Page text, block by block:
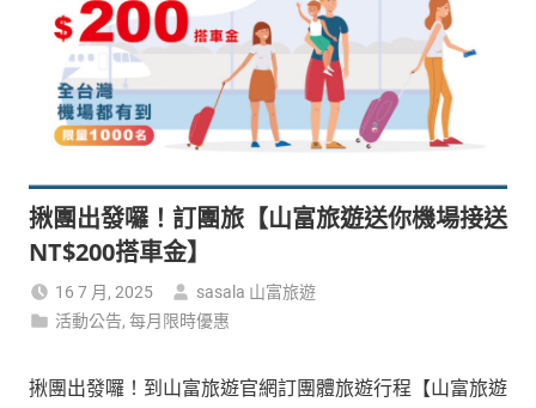
揪團出發囉！訂團旅【山富旅遊送你機場接送
NT$200搭車金】
16 7 月, 2025
sasala 山富旅遊
活動公告,每月限時優惠
揪團出發囉！到山富旅遊官網訂團體旅遊行程【山富旅遊